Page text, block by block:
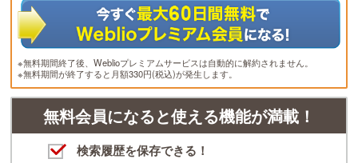
※無料期間終了後、Weblioプレミアムサービスは自動的に解約されません。
※無料期間が終了すると月額330円(税込)が発生します。
無料会員になると使える機能が満載！
検索履歴を保存できる！